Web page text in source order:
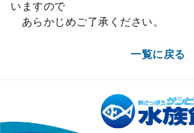
いますので
あらかじめご了承ください。
一覧に戻る